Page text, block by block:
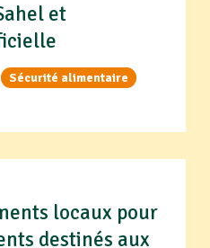
et
Sécurité alimentaire
locaux pour
destinés aux